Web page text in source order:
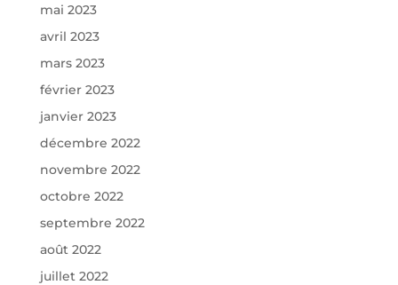
mai 2023
avril 2023
mars 2023
février 2023
janvier 2023
décembre 2022
novembre 2022
octobre 2022
septembre 2022
août 2022
juillet 2022